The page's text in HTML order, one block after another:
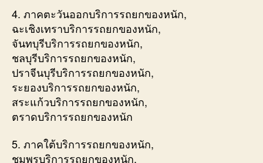
4. ภาคตะวันออกบริการรถยกของหนัก,
ฉะเชิงเทราบริการรถยกของหนัก,
จันทบุรีบริการรถยกของหนัก,
ชลบุรีบริการรถยกของหนัก,
ปราจีนบุรีบริการรถยกของหนัก,
ระยองบริการรถยกของหนัก,
สระแก้วบริการรถยกของหนัก,
ตราดบริการรถยกของหนัก
5. ภาคใต้บริการรถยกของหนัก,
ชุมพรบริการรถยกของหนัก,